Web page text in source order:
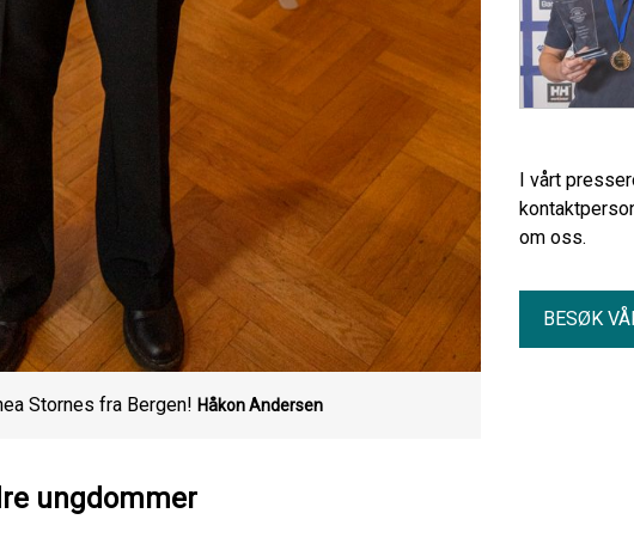
Stornes fra Bergen! Håkon Andersen
ungdommer
I vårt
om oss.
BESØK